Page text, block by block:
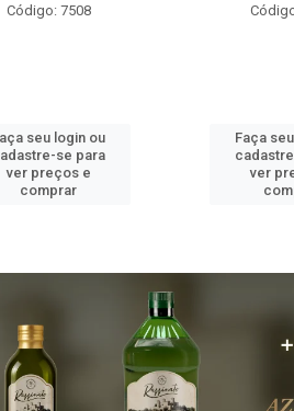
Código: 7508
seu login ou
se para
ver preços e
comprar
Faça
ver